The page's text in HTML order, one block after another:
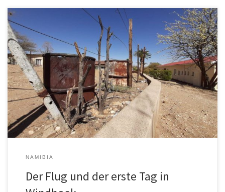
Als ich am 23. August morgens aufgewacht bin, hatte ich tatsächlich
ein ähnliches Gefühl wie vor ein paar Monaten am Morgen vor
einer Abiturklausur: Beide Male hat man sich auf einen Tag über
einen längeren Zeitraum vorbereitet und jetzt ist man gespannt,
was auf einen zukommt. Am Flughafen angekommen, war […]
NAMIBIA
Der Flug und der erste Tag in